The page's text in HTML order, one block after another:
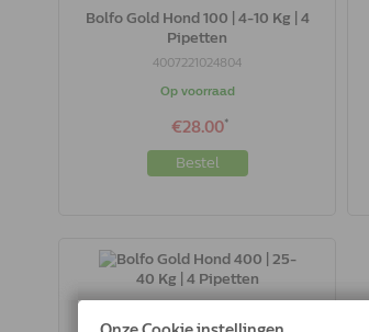
Bolfo Gold Hond 100 | 4-10 Kg | 4
Pipetten
4007221024804
Op voorraad
€28.00*
Bestel